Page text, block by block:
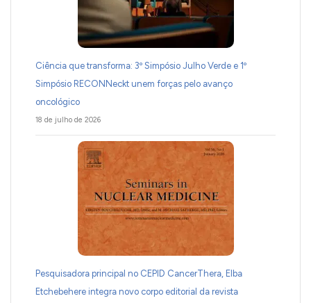
Ciência que transforma: 3º Simpósio Julho Verde e 1º
Simpósio RECONNeckt unem forças pelo avanço
oncológico
18 de julho de 2026
Pesquisadora principal no CEPID CancerThera, Elba
Etchebehere integra novo corpo editorial da revista